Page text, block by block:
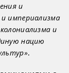
и
империализма
и
нацию
.